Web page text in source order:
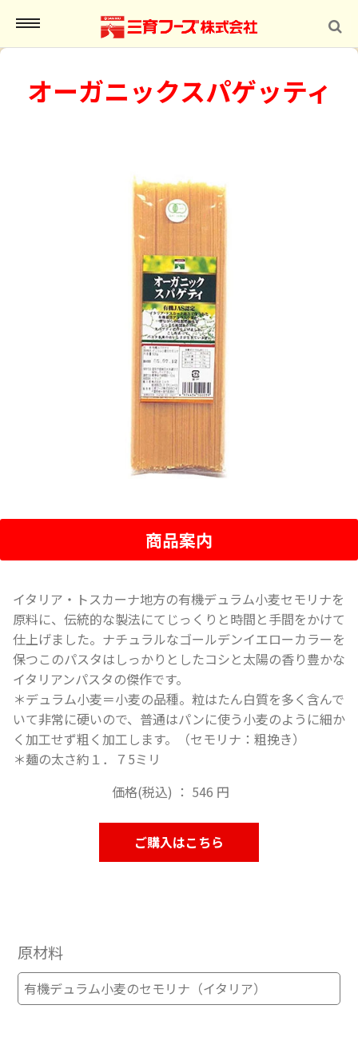
オーガニックスパゲッティ
商品案内
イタリア・トスカーナ地方の有機デュラム小麦セモリナを
原料に、伝統的な製法にてじっくりと時間と手間をかけて
仕上げました。ナチュラルなゴールデンイエローカラーを
保つこのパスタはしっかりとしたコシと太陽の香り豊かな
イタリアンパスタの傑作です。
＊デュラム小麦＝小麦の品種。粒はたん白質を多く含んで
いて非常に硬いので、普通はパンに使う小麦のように細か
く加工せず粗く加工します。（セモリナ：粗挽き）
＊麺の太さ約１．７5ミリ
価格(税込) ： 546 円
ご購入はこちら
原材料
有機デュラム小麦のセモリナ（イタリア）